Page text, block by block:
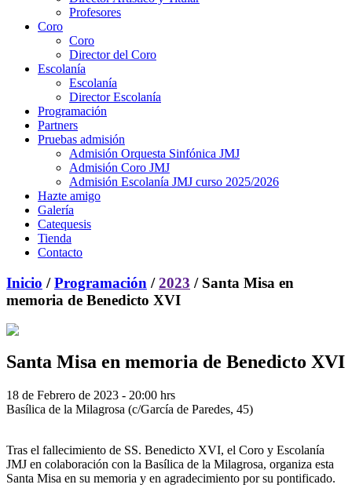
Profesores
Coro
Coro
Director del Coro
Escolanía
Escolanía
Director Escolanía
Programación
Partners
Pruebas admisión
Admisión Orquesta Sinfónica JMJ
Admisión Coro JMJ
Admisión Escolanía JMJ curso 2025/2026
Hazte amigo
Galería
Catequesis
Tienda
Contacto
Inicio /Programación /2023 / Santa Misa en
memoria de Benedicto XVI
Santa Misa en memoria de Benedicto XVI
18 de Febrero de 2023 - 20:00 hrs
Basílica de la Milagrosa (c/García de Paredes, 45)
Tras el fallecimiento de SS. Benedicto XVI, el Coro y Escolanía
JMJ en colaboración con la Basílica de la Milagrosa, organiza esta
Santa Misa en su memoria y en agradecimiento por su pontificado.